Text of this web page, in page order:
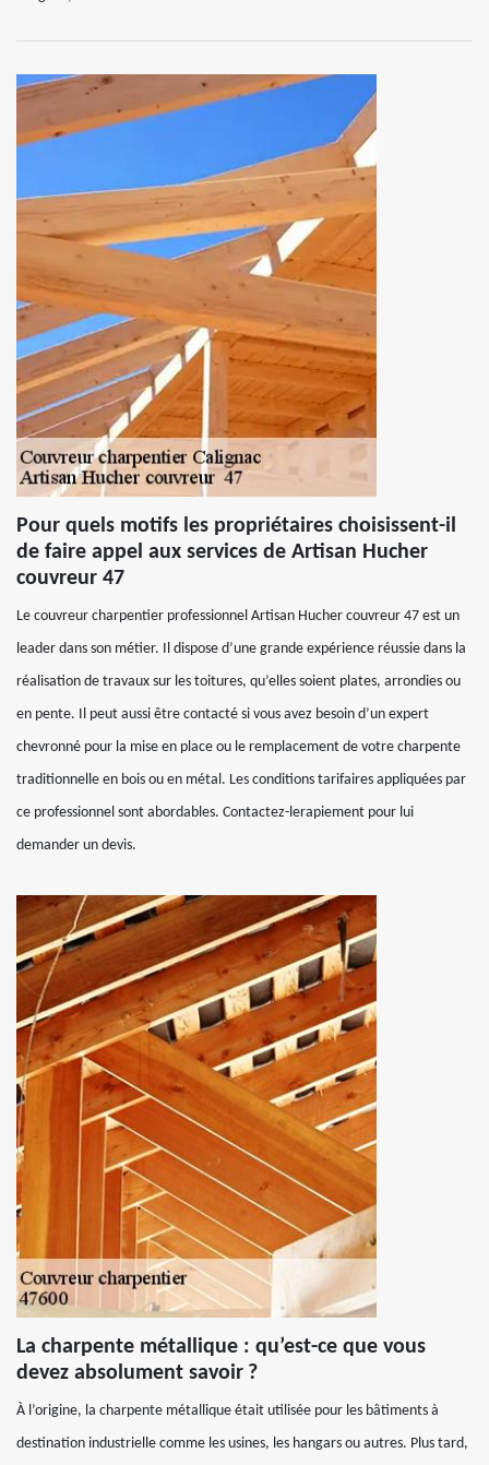
Pour quels motifs les propriétaires choisissent-il
de faire appel aux services de Artisan Hucher
couvreur 47
Le couvreur charpentier professionnel Artisan Hucher couvreur 47 est un
leader dans son métier. Il dispose d’une grande expérience réussie dans la
réalisation de travaux sur les toitures, qu’elles soient plates, arrondies ou
en pente. Il peut aussi être contacté si vous avez besoin d’un expert
chevronné pour la mise en place ou le remplacement de votre charpente
traditionnelle en bois ou en métal. Les conditions tarifaires appliquées par
ce professionnel sont abordables. Contactez-lerapiement pour lui
demander un devis.
La charpente métallique : qu’est-ce que vous
devez absolument savoir ?
À l’origine, la charpente métallique était utilisée pour les bâtiments à
destination industrielle comme les usines, les hangars ou autres. Plus tard,